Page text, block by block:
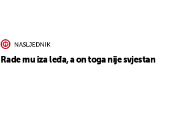
NASLJEDNIK
Rade mu iza leđa, a on toga nije svjestan